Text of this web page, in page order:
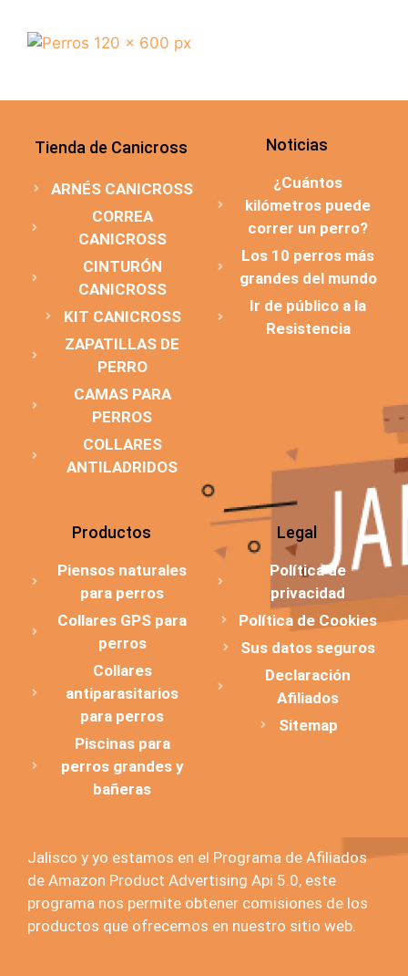
Tienda de Canicross
ARNÉS CANICROSS
CORREA
CANICROSS
CINTURÓN
CANICROSS
KIT CANICROSS
ZAPATILLAS DE
PERRO
CAMAS PARA
PERROS
COLLARES
ANTILADRIDOS
Noticias
¿Cuántos
kilómetros puede
correr un perro?
Los 10 perros más
grandes del mundo
Ir de público a la
Resistencia
Productos
Piensos naturales
para perros
Collares GPS para
perros
Collares
antiparasitarios
para perros
Piscinas para
perros grandes y
bañeras
Legal
Política de
privacidad
Política de Cookies
Sus datos seguros
Declaración
Afiliados
Sitemap
Jalisco y yo estamos en el Programa de Afiliados
de Amazon Product Advertising Api 5.0, este
programa nos permite obtener comisiones de los
productos que ofrecemos en nuestro sitio web.